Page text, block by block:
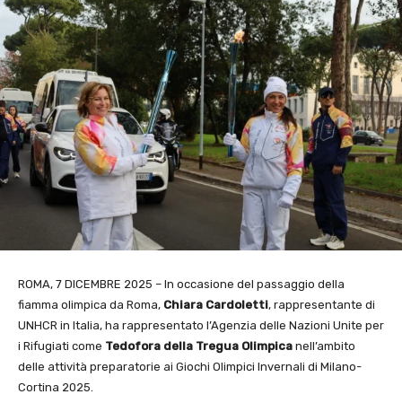
ROMA, 7 DICEMBRE 2025 – In occasione del passaggio della
fiamma olimpica da Roma, Chiara Cardoletti, rappresentante di
UNHCR in Italia, ha rappresentato l’Agenzia delle Nazioni Unite per
i Rifugiati come Tedofora della Tregua Olimpica nell’ambito
delle attività preparatorie ai Giochi Olimpici Invernali di Milano-
Cortina 2025.